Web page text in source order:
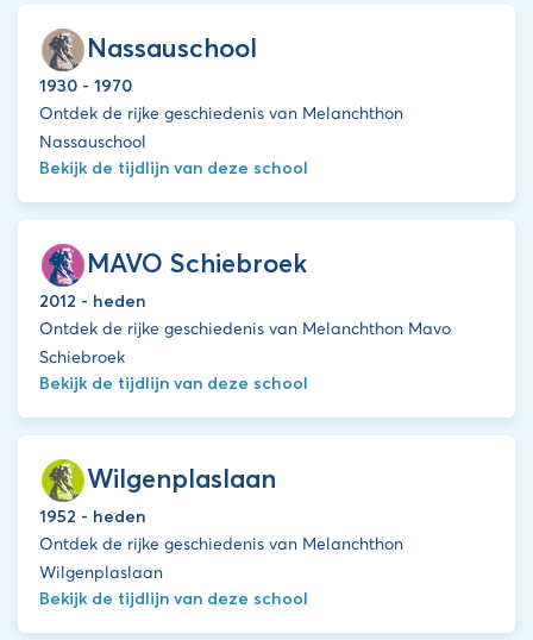
Nassauschool
1930 - 1970
Ontdek de rijke geschiedenis van Melanchthon
Nassauschool
Bekijk de tijdlijn van deze school
MAVO Schiebroek
2012 - heden
Ontdek de rijke geschiedenis van Melanchthon Mavo
Schiebroek
Bekijk de tijdlijn van deze school
Wilgenplaslaan
1952 - heden
Ontdek de rijke geschiedenis van Melanchthon
Wilgenplaslaan
Bekijk de tijdlijn van deze school